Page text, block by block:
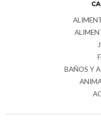
BAÑOS Y